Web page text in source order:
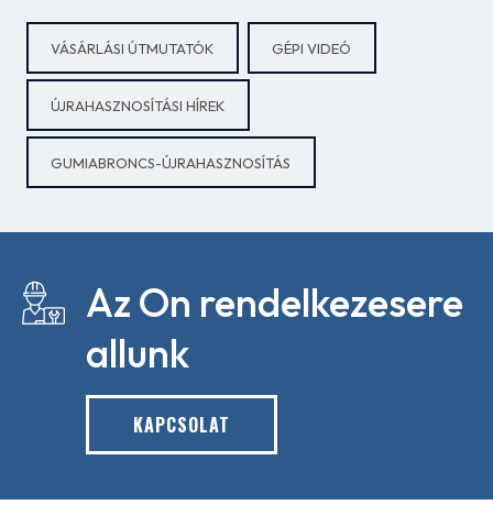
VÁSÁRLÁSI ÚTMUTATÓK GÉPI VIDEÓ
ÚJRAHASZNOSÍTÁSI HÍREK
GUMIABRONCS-ÚJRAHASZNOSÍTÁS
Az On rendelkezesere
allunk
KAPCSOLAT